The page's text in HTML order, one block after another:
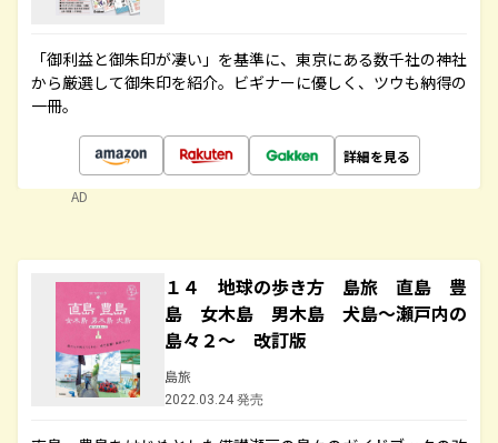
「御利益と御朱印が凄い」を基準に、東京にある数千社の神社
から厳選して御朱印を紹介。ビギナーに優しく、ツウも納得の
一冊。
詳細を見る
AD
１４ 地球の歩き方 島旅 直島 豊
島 女木島 男木島 犬島～瀬戸内の
島々２～ 改訂版
島旅
2022.03.24 発売